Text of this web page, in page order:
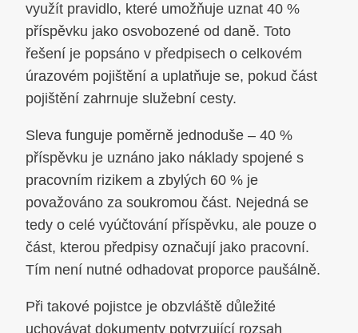
využít pravidlo, které umožňuje uznat 40 %
příspěvku jako osvobozené od daně. Toto
řešení je popsáno v předpisech o celkovém
úrazovém pojištění a uplatňuje se, pokud část
pojištění zahrnuje služební cesty.
Sleva funguje poměrně jednoduše – 40 %
příspěvku je uznáno jako náklady spojené s
pracovním rizikem a zbylých 60 % je
považováno za soukromou část. Nejedná se
tedy o celé vyúčtování příspěvku, ale pouze o
část, kterou předpisy označují jako pracovní.
Tím není nutné odhadovat proporce paušálně.
Při takové pojistce je obzvláště důležité
uchovávat dokumenty potvrzující rozsah